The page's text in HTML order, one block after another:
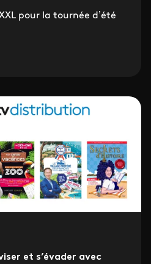
pour la tournée d’été
et s’évader avec